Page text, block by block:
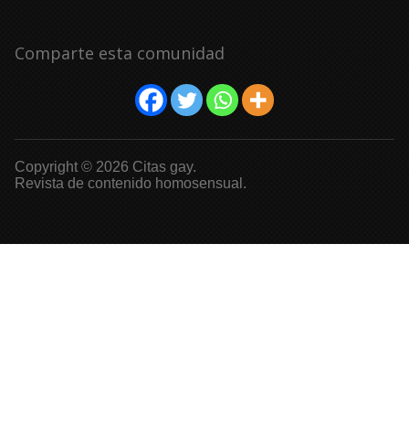
Comparte esta comunidad
Copyright © 2026 Citas gay.
Revista de contenido homosensual.